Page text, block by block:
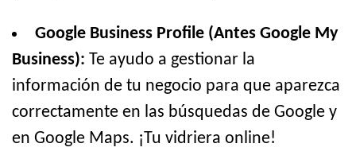
Google Business Profile (Antes Google My
Business): Te ayudo a gestionar la
información de tu negocio para que aparezca
correctamente en las búsquedas de Google y
en Google Maps. ¡Tu vidriera online!